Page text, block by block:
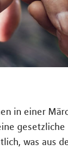
in einer
was aus